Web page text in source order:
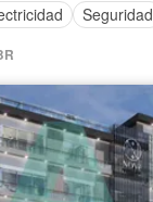
Seguridad